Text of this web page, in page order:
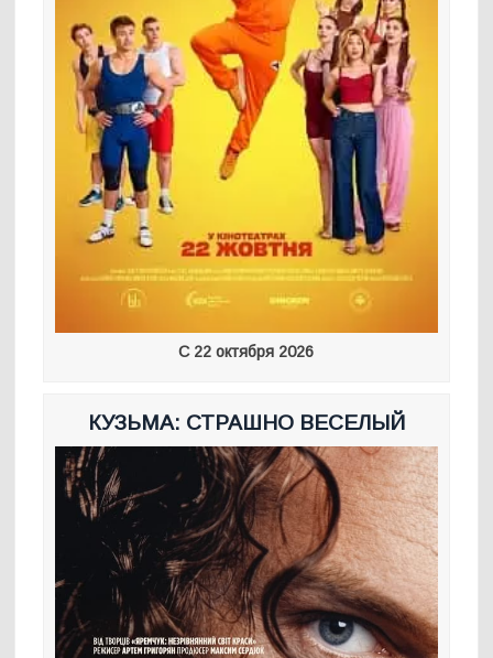
С 22 октября 2026
КУЗЬМА: СТРАШНО ВЕСЕЛЫЙ